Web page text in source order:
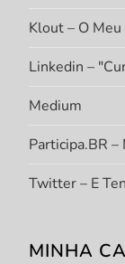
Klout – O
Linkedin –
Medium
Participa.BR –
Twitter – E
MINHA